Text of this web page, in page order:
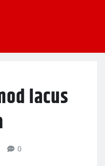
lacus
0